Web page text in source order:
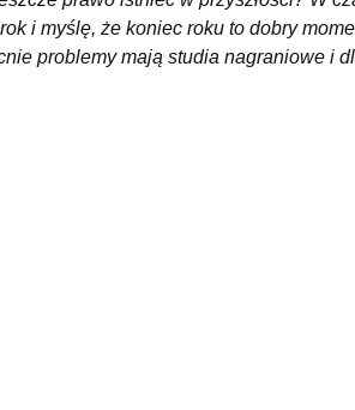
i myślę, że koniec roku to dobry
problemy mają studia nagraniowe i